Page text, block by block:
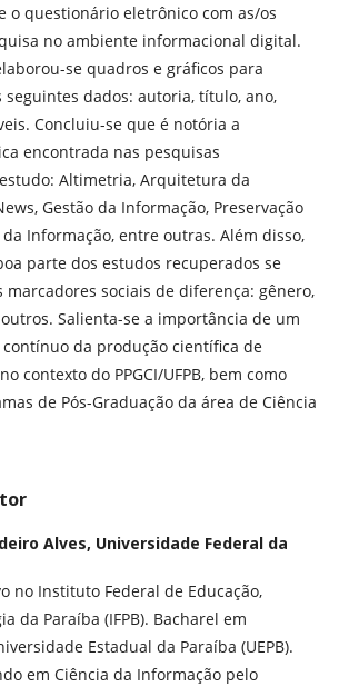
o questionário eletrônico com as/os
no ambiente informacional digital.
se quadros e gráficos para
seguintes dados: autoria, título, ano,
Concluiu-se que é notória a
encontrada nas pesquisas
Altimetria, Arquitetura da
Gestão da Informação, Preservação
Informação, entre outras. Além disso,
parte dos estudos recuperados se
marcadores sociais de diferença: gênero,
Salienta-se a importância de um
da produção científica de
contexto do PPGCI/UFPB, bem como
de Pós-Graduação da área de Ciência
Alves, Universidade Federal da
no Instituto Federal de Educação,
da Paraíba (IFPB). Bacharel em
Estadual da Paraíba (UEPB).
em Ciência da Informação pelo